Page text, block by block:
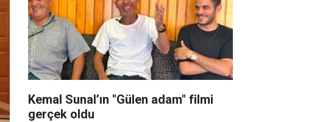
Kemal Sunal’ın "Gülen adam" filmi
gerçek oldu